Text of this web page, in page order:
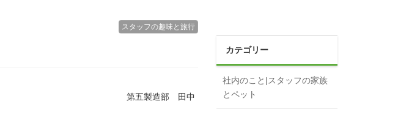
スタッフの趣味と旅行
第五製造部 田中
カテゴリー
社内のこと|スタッフの家族
とペット